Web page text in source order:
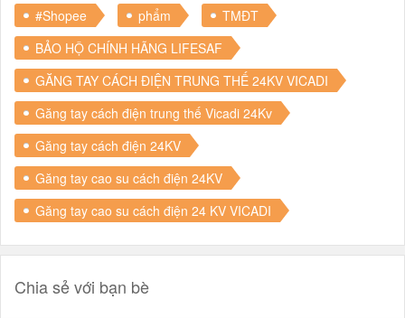
#Shopee
phẩm
TMĐT
BẢO HỘ CHÍNH HÃNG LIFESAF
GĂNG TAY CÁCH ĐIỆN TRUNG THẾ 24KV VICADI
Găng tay cách điện trung thế Vicadi 24Kv
Găng tay cách điện 24KV
Găng tay cao su cách điện 24KV
Găng tay cao su cách điện 24 KV VICADI
Chia sẻ với bạn bè